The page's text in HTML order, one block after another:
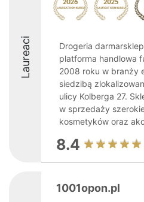
Laureaci
Drogeria
platforma handlowa
2008 roku w branży
siedzibą
ulicy Kolberga 27.
w sprzedaży
kosmetyków oraz
8.4
1001opon.pl